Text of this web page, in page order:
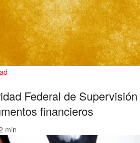
Federal de
financieros
min